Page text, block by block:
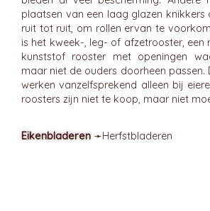
plaatsen van een laag glazen
ruit tot ruit, om rollen ervan te
is het kweek-, leg- of afzetrooster, een
kunststof rooster met openingen
maar niet de ouders doorheen passen.
werken vanzelfsprekend alleen bij
roosters zijn niet te koop, maar niet
Eikenbladeren ➛Herfstbladeren